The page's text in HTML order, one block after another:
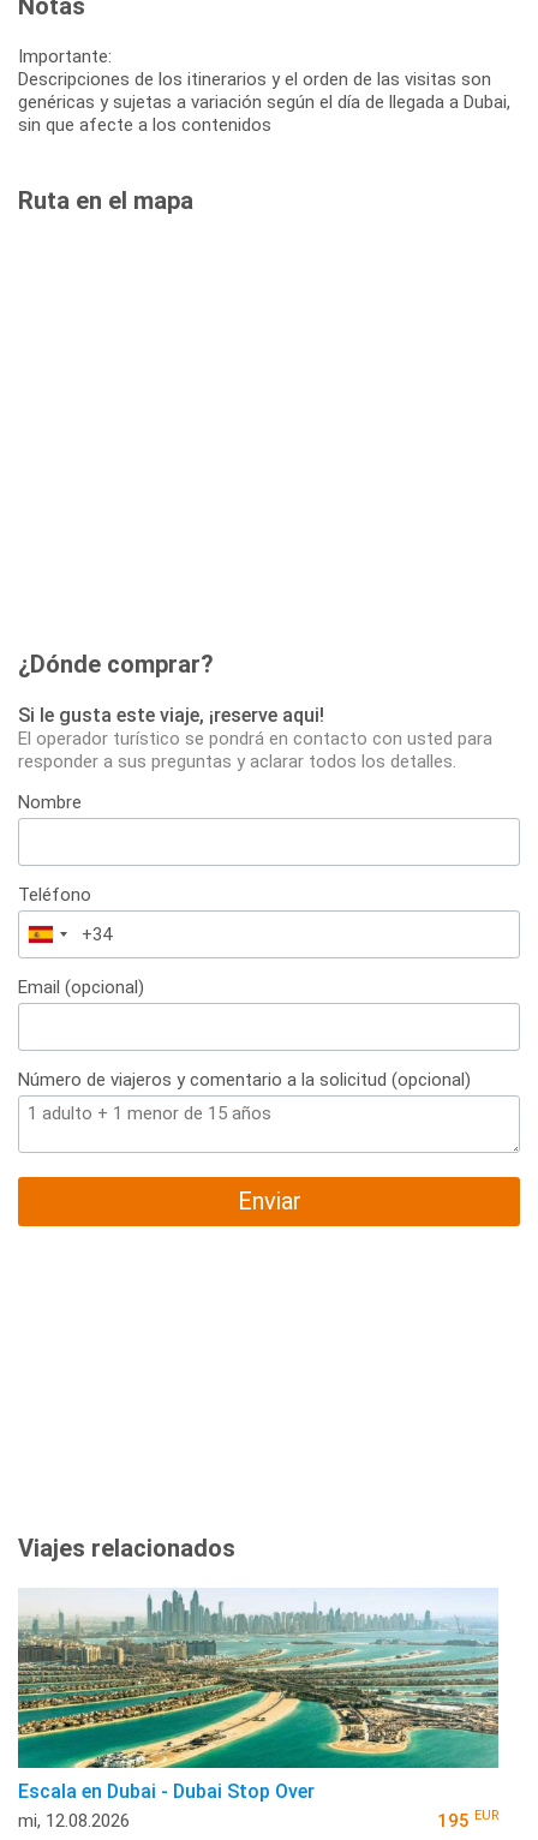
Importante:
Descripciones de los itinerarios y el orden de las visitas son
genéricas y sujetas a variación según el día de llegada a Dubai,
sin que afecte a los contenidos
Ruta en el mapa
¿Dónde comprar?
Si le gusta este viaje, ¡reserve aqui!
El operador turístico se pondrá en contacto con usted para
responder a sus preguntas y aclarar todos los detalles.
Nombre
Teléfono
España
+34
Email (opcional)
Número de viajeros y comentario a la solicitud (opcional)
Enviar
Viajes relacionados
Escala en Dubai - Dubai Stop Over
mi, 12.08.2026 195 EUR